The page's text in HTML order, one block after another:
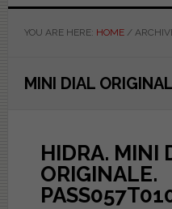
YOU ARE HERE: HOME /
MINI DIAL
HIDRA. MINI
ORIGINALE.